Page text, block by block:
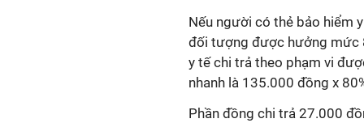
Nếu người có thẻ bảo hiểm
đối tượng được hưởng mức
y tế chi trả theo phạm vi
nhanh là 135.000 đồng x
Phần đồng chi trả 27.000